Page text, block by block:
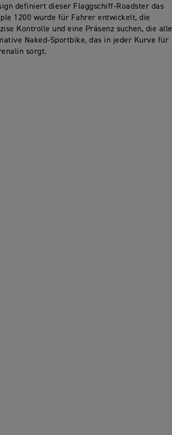
definiert dieser Flaggschiff-Roadster das
1200 wurde für Fahrer entwickelt, die
Kontrolle und eine Präsenz suchen, die alle
Naked-Sportbike, das in jeder Kurve für
sorgt.